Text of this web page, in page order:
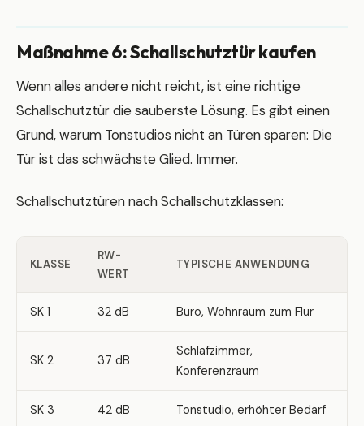
Maßnahme 6: Schallschutztür kaufen
Wenn alles andere nicht reicht, ist eine richtige
Schallschutztür die sauberste Lösung. Es gibt einen
Grund, warum Tonstudios nicht an Türen sparen: Die
Tür ist das schwächste Glied. Immer.
Schallschutztüren nach Schallschutzklassen:
KLASSE
RW-
WERT
TYPISCHE ANWENDUNG
SK 1 32 dB Büro, Wohnraum zum Flur
SK 2 37 dB
Schlafzimmer,
Konferenzraum
SK 3 42 dB Tonstudio, erhöhter Bedarf